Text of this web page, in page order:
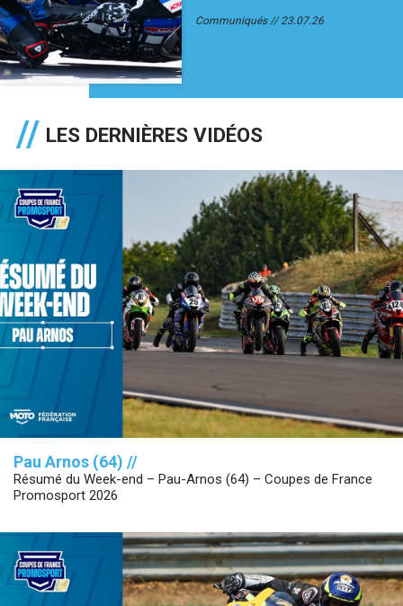
Communiqués 23.07.26
LES DERNIÈRES VIDÉOS
Pau Arnos (64) //
Résumé du Week-end – Pau-Arnos (64) – Coupes de France
Promosport 2026